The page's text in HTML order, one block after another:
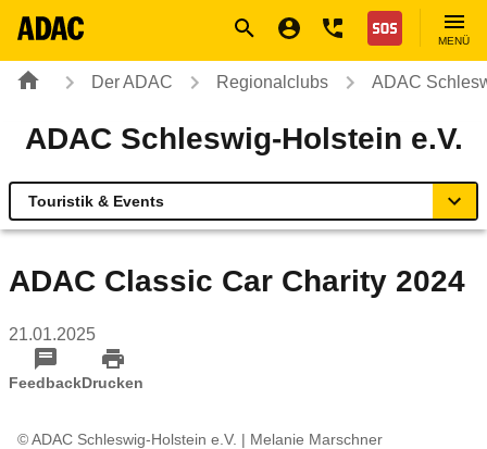
Nothilfe
MENÜ
Der ADAC Regionalclubs ADAC
ADAC Schleswig-Holstein e.V.
Touristik & Events
Touristik & Events
Verkehr & Technik
ADAC Classic Car Charity 2024
21.01.2025
FeedbackDrucken
© ADAC Schleswig-Holstein e.V. | Melanie Marschner